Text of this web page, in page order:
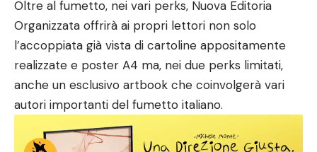
Oltre al fumetto, nei vari perks, Nuova Editoria
Organizzata offrirà ai propri lettori non solo
l’accoppiata già vista di cartoline appositamente
realizzate e poster A4 ma, nei due perks limitati,
anche un esclusivo artbook che coinvolgerà vari
autori importanti del fumetto italiano.